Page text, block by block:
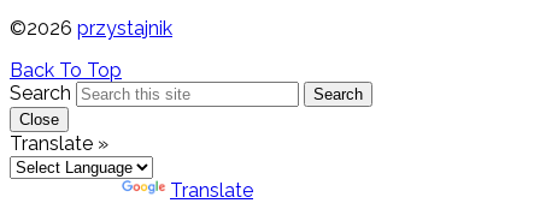
©2026 przystajnik
Back To Top
Search
Search
Close
Translate »
Translate